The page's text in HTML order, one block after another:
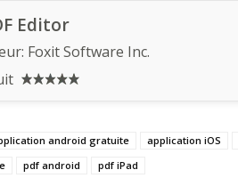
Editor
Foxit Software Inc.
android gratuite application iOS
pdf android pdf iPad